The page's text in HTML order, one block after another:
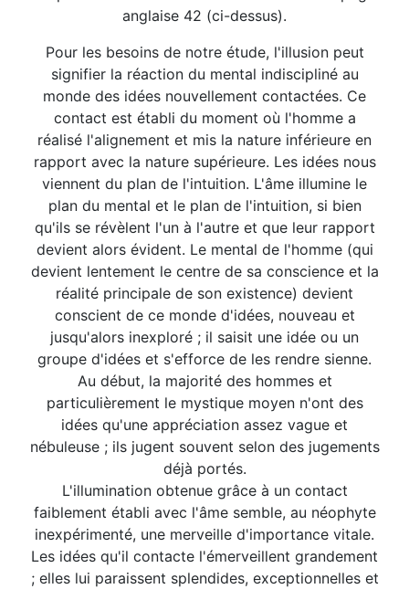
anglaise 42 (ci-dessus).
Pour les besoins de notre étude, l'illusion peut
signifier la réaction du mental indiscipliné au
monde des idées nouvellement contactées. Ce
contact est établi du moment où l'homme a
réalisé l'alignement et mis la nature inférieure en
rapport avec la nature supérieure. Les idées nous
viennent du plan de l'intuition. L'âme illumine le
plan du mental et le plan de l'intuition, si bien
qu'ils se révèlent l'un à l'autre et que leur rapport
devient alors évident. Le mental de l'homme (qui
devient lentement le centre de sa conscience et la
réalité principale de son existence) devient
conscient de ce monde d'idées, nouveau et
jusqu'alors inexploré ; il saisit une idée ou un
groupe d'idées et s'efforce de les rendre sienne.
Au début, la majorité des hommes et
particulièrement le mystique moyen n'ont des
idées qu'une appréciation assez vague et
nébuleuse ; ils jugent souvent selon des jugements
déjà portés.
L'illumination obtenue grâce à un contact
faiblement établi avec l'âme semble, au néophyte
inexpérimenté, une merveille d'importance vitale.
Les idées qu'il contacte l'émerveillent grandement
; elles lui paraissent splendides, exceptionnelles et